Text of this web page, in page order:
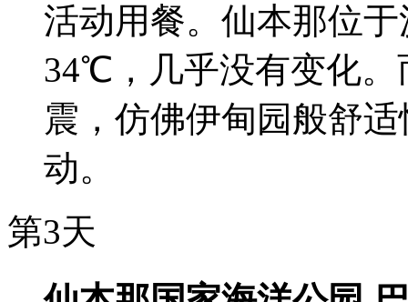
活动用餐。仙本那位
34℃，几乎没有变化。
震，仿佛伊甸园般舒
动。
第3天